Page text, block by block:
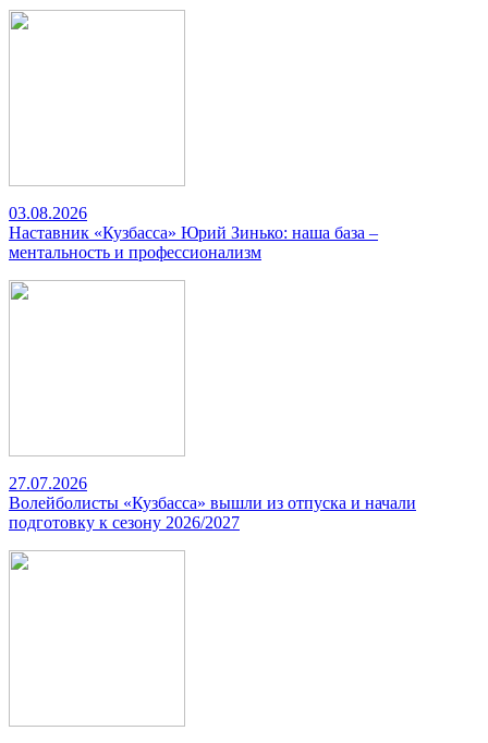
03.08.2026
Наставник «Кузбасса» Юрий Зинько: наша база –
ментальность и профессионализм
27.07.2026
Волейболисты «Кузбасса» вышли из отпуска и начали
подготовку к сезону 2026/2027